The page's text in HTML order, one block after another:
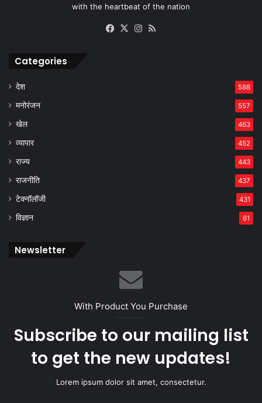
with the heartbeat of the nation
Facebook
X Instagram
Categories
देश 588
मनोरंजन 557
खेल 463
व्यापार 452
राज्य 443
राजनीति 437
टेक्नॉलॉजी 431
विज्ञान 61
Newsletter
With Product You Purchase
Subscribe to our mailing list
to get the new updates!
Lorem ipsum dolor sit amet, consectetur.